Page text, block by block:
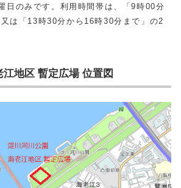
日のみです。利用時間帯は、「9時00分
は「13時30分から16時30分まで」の2
地区 暫定広場 位置図